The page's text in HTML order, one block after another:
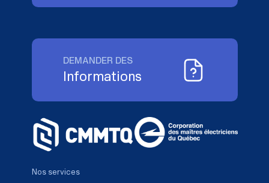
DEMANDER DES
Informations
Nos services